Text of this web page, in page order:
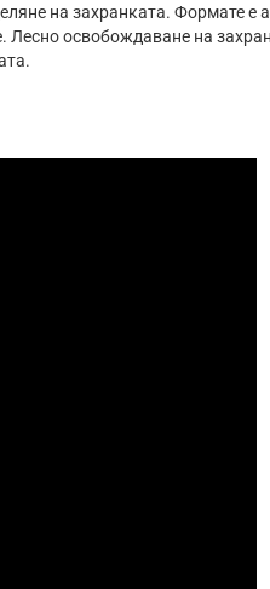
на захранката. Формате е
освобождаване на